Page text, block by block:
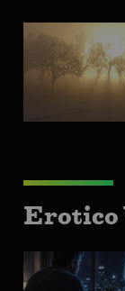
Erotico